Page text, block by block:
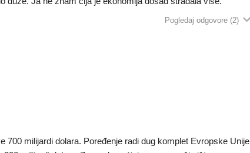
Pogledaj odgovore (2)
700 milijardi dolara. Poređenje radi dug komplet Evropske Unije